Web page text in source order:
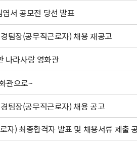
서 공모전 당선 발표
장(공무직근로자) 채용 재공고
나라사랑 영화관
관으로~
팀장(공무직근로자) 채용 공고
자) 최종합격자 발표 및 채용서류 제출